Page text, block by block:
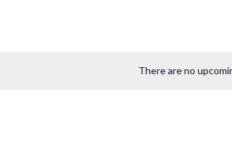
There are no